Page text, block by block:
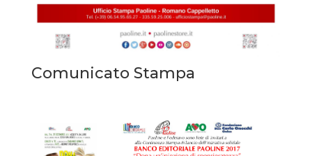
Comunicato Stampa